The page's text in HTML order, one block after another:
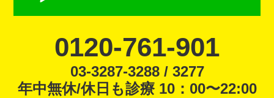
0120-761-901
03-3287-3288 / 3277
年中無休/休日も診療 10：00〜22:00